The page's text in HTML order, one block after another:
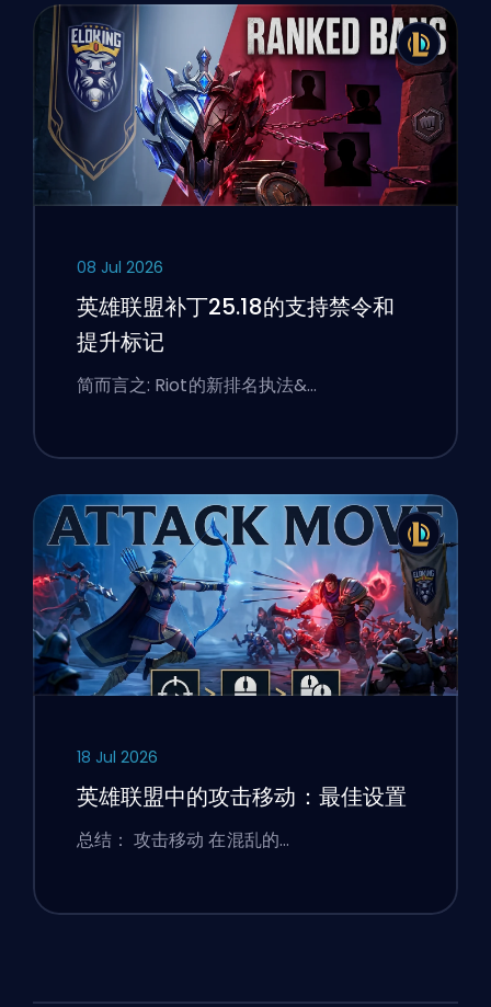
08 Jul 2026
英雄联盟补丁25.18的支持禁令和
提升标记
简而言之: Riot的新排名执法&…
18 Jul 2026
英雄联盟中的攻击移动：最佳设置
总结： 攻击移动 在混乱的…